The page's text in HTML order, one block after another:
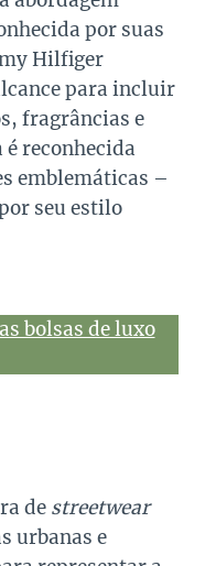
por suas
Hilfiger
para incluir
fragrâncias e
reconhecida
emblemáticas –
seu estilo
bolsas de luxo
de streetwear
urbanas e